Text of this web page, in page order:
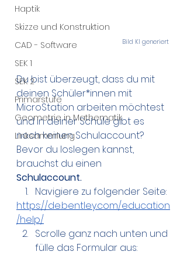
Haptik
Skizze und Konstruktion
CAD - Software
SEK 1
SEK 2
Primarstufe
Geometrie in Mathematik
Linksammlung
Bild KI generiert
Du bist überzeugt, dass du mit
deinen Schüler*innen mit
MicroStation arbeiten möchtest
und in deiner Schule gibt es
noch keinen Schulaccount?
Bevor du loslegen kannst,
brauchst du einen
Schulaccount.
Navigiere zu folgender Seite:
https://de.bentley.com/education
/help/
Scrolle ganz nach unten und
fülle das Formular aus: